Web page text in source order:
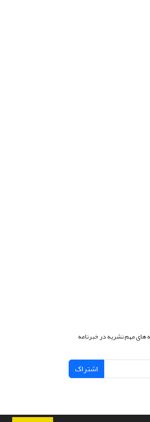
های مهم نشریه در خبرنامه
اشتراک